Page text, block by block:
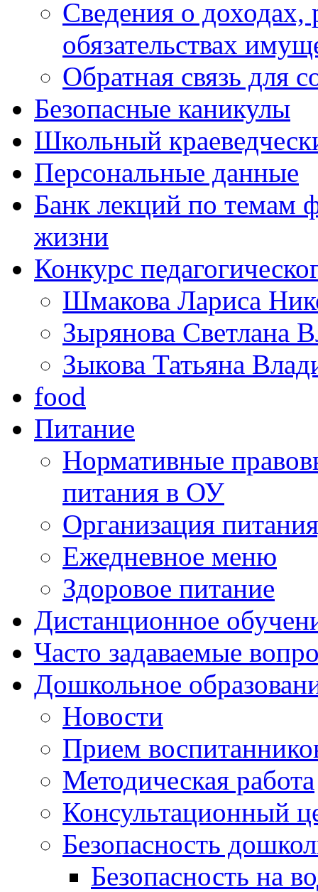
Сведения о доходах,
обязательствах
Обратная связь для
Безопасные каникулы
Школьный
Персональные данные
Банк лекций по темам
жизни
Конкурс
Шмакова Лариса
Зырянова Светлана
Зыкова Татьяна
food
Питание
Нормативные
питания в ОУ
Организация
Ежедневное меню
Здоровое питание
Дистанционное
Часто задаваемые
Дошкольное
Новости
Прием
Методическая работа
Консультационный
Безопасность
Безопасность на